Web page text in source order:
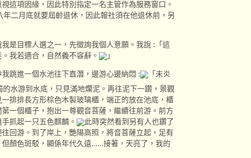
這項因緣，因此特別指定一名主管作為服務窗口。
二月底就要屆齡退休，因此報社須在他退休前，另
是目標人選之一，先徵詢我個人意願。我說 :「這
我若適合，自然義不容辭。
」
跳進一個水池往下直潛，邊游心邊納悶 :
「未炎
的水游到水底，只見滿地爛泥。再往泥下一鑽，景觀
排排長方形棕色木製玻璃櫃，端正的放在池底，櫃
一個櫃子，抱出一尊觀音菩薩，繼續往前游。前方
抓起一只五色麒麟。
此時突然看到另有人也鑽了
回游。到了岸上，艷陽高照，將音菩薩立起，足有
顏色斑駁，顯係年代久遠......接著，天亮了，我的